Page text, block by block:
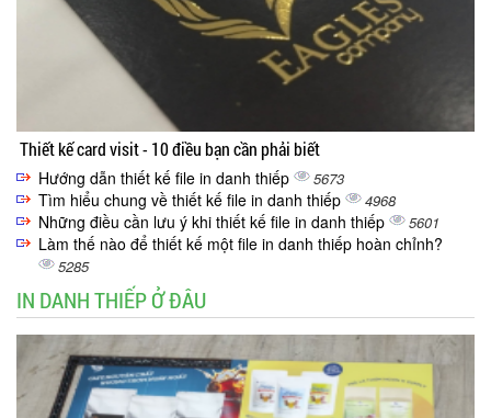
Thiết kế card visit - 10 điều bạn cần phải biết
Hướng dẫn thiết kế file in danh thiếp 5673
Tìm hiểu chung về thiết kế file in danh thiếp 4968
Những điều cần lưu ý khi thiết kế file in danh thiếp 5601
Làm thế nào để thiết kế một file in danh thiếp hoàn chỉnh?
5285
IN DANH THIẾP Ở ĐÂU